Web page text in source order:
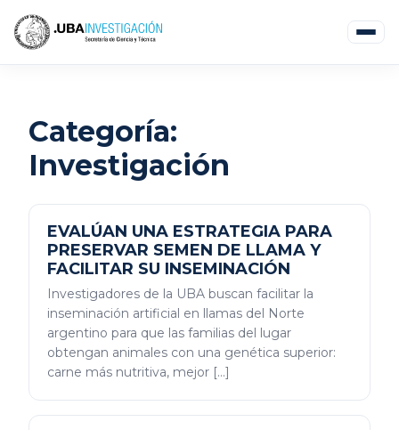
Categoría:
Investigación
EVALÚAN UNA ESTRATEGIA PARA
PRESERVAR SEMEN DE LLAMA Y
FACILITAR SU INSEMINACIÓN
Investigadores de la UBA buscan facilitar la
inseminación artificial en llamas del Norte
argentino para que las familias del lugar
obtengan animales con una genética superior:
carne más nutritiva, mejor […]